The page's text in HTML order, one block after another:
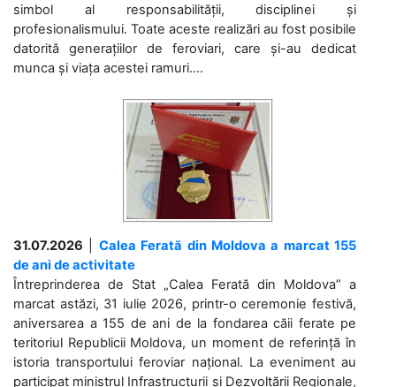
simbol al responsabilității, disciplinei și
profesionalismului. Toate aceste realizări au fost posibile
datorită generațiilor de feroviari, care și-au dedicat
munca și viața acestei ramuri....
31.07.2026
Calea Ferată din Moldova a marcat 155
de ani de activitate
Întreprinderea de Stat „Calea Ferată din Moldova” a
marcat astăzi, 31 iulie 2026, printr-o ceremonie festivă,
aniversarea a 155 de ani de la fondarea căii ferate pe
teritoriul Republicii Moldova, un moment de referință în
istoria transportului feroviar național. La eveniment au
participat ministrul Infrastructurii și Dezvoltării Regionale,